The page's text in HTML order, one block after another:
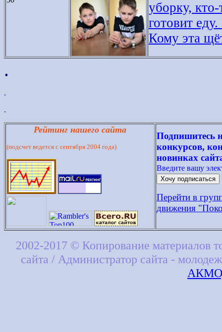
уборку,
готовит
Кому эта
.
.
.
Рейтинг нашего сайта
(подсчет ведется с сентября 2004 года)
Подпишитесь
конкурсов,
новинках
Введите вашу
Перейти в
движения
2002-2017 © Копирование материалов
сайта / Администратор сайта -